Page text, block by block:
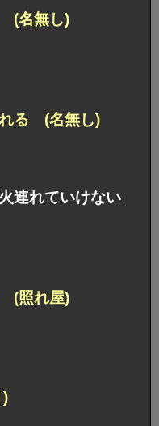
(名無し)
れる (名無し)
連れていけない
(照れ屋)